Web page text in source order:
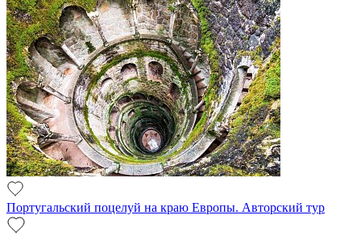
Португальский поцелуй на краю Европы. Авторский тур